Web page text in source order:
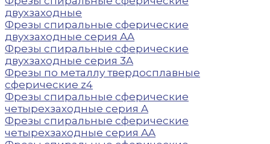
двухзаходные
Фрезы спиральные сферические
двухзаходные серия AA
Фрезы спиральные сферические
двухзаходные серия 3A
Фрезы по металлу твердосплавные
сферические z4
Фрезы спиральные сферические
четырехзаходные серия A
Фрезы спиральные сферические
четырехзаходные серия AA